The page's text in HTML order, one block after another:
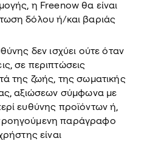
η Freenow θα είναι
δόλου ή/και βαριάς
δεν ισχύει ούτε όταν
σε περιπτώσεις
της ζωής, της σωματικής
αξιώσεων σύμφωνα με
ευθύνης προϊόντων ή,
παράγραφο
είναι